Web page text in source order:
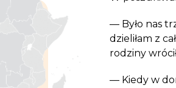
— Było nas
dzieliłam z
rodziny
— Kiedy w